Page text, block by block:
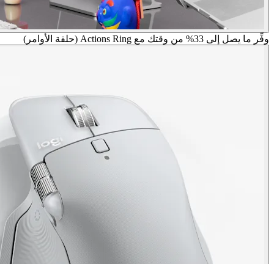
وفِّر ما يصل إلى 33% من وقتك مع Actions Ring (حلقة الأوامر)